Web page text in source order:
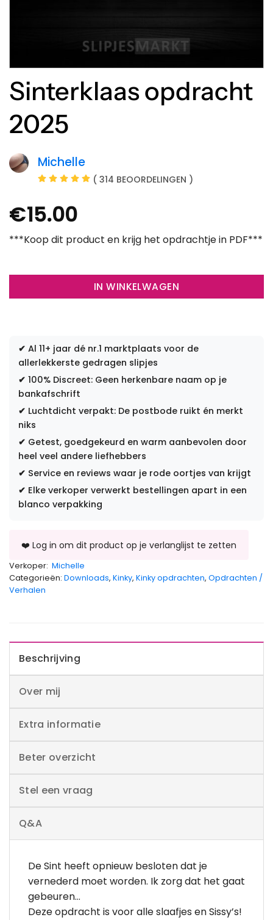
Sinterklaas opdracht
2025
Michelle
( 314 BEOORDELINGEN )
€15.00
***Koop dit product en krijg het opdrachtje in PDF***
IN WINKELWAGEN
✔ Al 11+ jaar dé nr.1 marktplaats voor de
allerlekkerste gedragen slipjes
✔ 100% Discreet: Geen herkenbare naam op je
bankafschrift
✔ Luchtdicht verpakt: De postbode ruikt én merkt
niks
✔ Getest, goedgekeurd en warm aanbevolen door
heel veel andere liefhebbers
✔ Service en reviews waar je rode oortjes van krijgt
✔ Elke verkoper verwerkt bestellingen apart in een
blanco verpakking
Verkoper: Michelle
Categorieën: Downloads, Kinky, Kinky opdrachten, Opdrachten /
Verhalen
Beschrijving
Over mij
Extra informatie
Beter overzicht
Stel een vraag
Q&A
De Sint heeft opnieuw besloten dat je
vernederd moet worden. Ik zorg dat het gaat
gebeuren…
Deze opdracht is voor alle slaafjes en Sissy’s!